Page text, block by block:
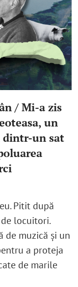
/ Mi-a zis
un
dintr-un sat
Pitit după
locuitori.
de muzică şi un
a proteja
de marile